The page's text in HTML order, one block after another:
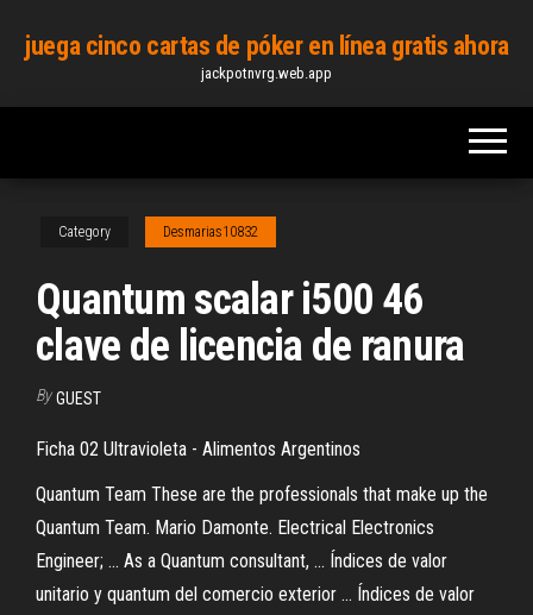
content
juega cinco cartas de póker en línea gratis ahora
jackpotnvrg.web.app
Category Desmarias10832
Quantum scalar i500 46
clave de licencia de ranura
By GUEST
Ficha 02 Ultravioleta - Alimentos Argentinos
Quantum Team These are the professionals that make up the
Quantum Team. Mario Damonte. Electrical Electronics
Engineer; ... As a Quantum consultant, ... Índices de valor
unitario y quantum del comercio exterior ... Índices de valor